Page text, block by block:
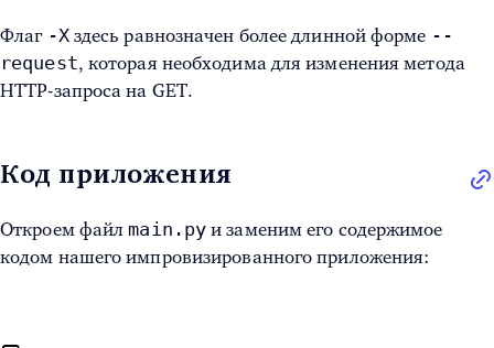
Флаг -Xздесь равнозначен более длинной форме --
request, которая необходима для изменения метода
HTTP-запроса на GET.
Код приложения
Откроем файлmain.py и заменим его содержимое
кодом нашего импровизированного приложения: